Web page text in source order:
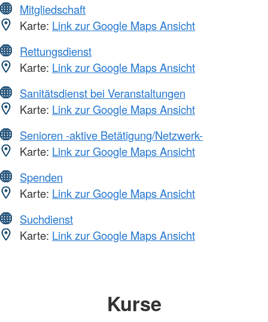
Mitgliedschaft
Karte: Link zur Google Maps Ansicht
Rettungsdienst
Karte: Link zur Google Maps Ansicht
Sanitätsdienst bei Veranstaltungen
Karte: Link zur Google Maps Ansicht
Senioren -aktive Betätigung/Netzwerk-
Karte: Link zur Google Maps Ansicht
Spenden
Karte: Link zur Google Maps Ansicht
Suchdienst
Karte: Link zur Google Maps Ansicht
Kurse